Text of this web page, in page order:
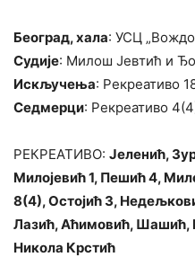
Београд, хала: УСЦ
Судије: Милош Јевтић и
Искључења: Рекреативо
Седмерци: Рекреативо
РЕКРЕАТИВО: Јеленић,
Милојевић 1, Пешић 4,
8(4), Остојић 3,
Лазић, Аћимовић, Шашић,
Никола Крстић